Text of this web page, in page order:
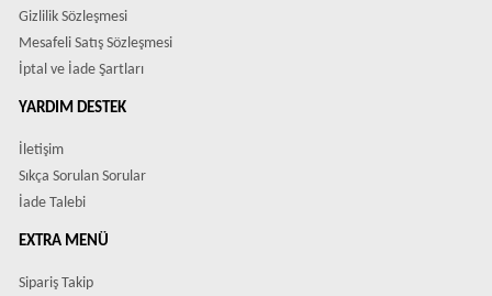
Gizlilik Sözleşmesi
Mesafeli Satış Sözleşmesi
İptal ve İade Şartları
YARDIM DESTEK
İletişim
Sıkça Sorulan Sorular
İade Talebi
EXTRA MENÜ
Sipariş Takip